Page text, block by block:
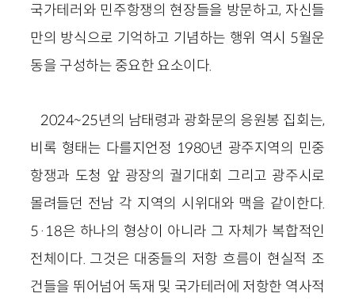
국가테러와 민주항쟁의 현장들을 방문하고, 자신들
만의 방식으로 기억하고 기념하는 행위 역시 5월운
동을 구성하는 중요한 요소이다.
2024~25년의 남태령과 광화문의 응원봉 집회는,
비록 형태는 다를지언정 1980년 광주지역의 민중
항쟁과 도청 앞 광장의 궐기대회 그리고 광주시로
몰려들던 전남 각 지역의 시위대와 맥을 같이한다.
5·18은 하나의 형상이 아니라 그 자체가 복합적인
전체이다. 그것은 대중들의 저항 흐름이 현실적 조
건들을 뛰어넘어 독재 및 국가테러에 저항한 역사적